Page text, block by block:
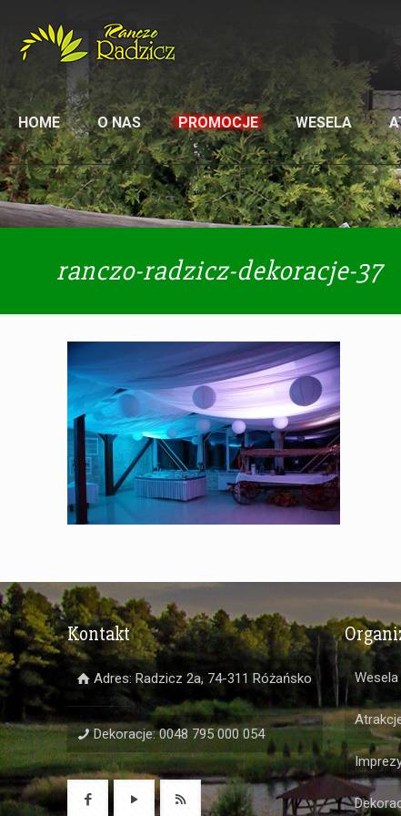
HOME O NAS PROMOCJE WESELA
ranczo-radzicz-dekoracje-37
Kontakt
Adres: Radzicz 2a, 74-311 Różańsko
Dekoracje: 0048 795 000 054
Wesela